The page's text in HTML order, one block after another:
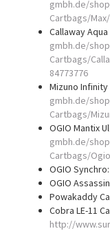
gmbh.de/
Cartbags/
Callaway
gmbh.de/
Cartbags/
84773776
Mizuno Infinity
gmbh.de/
Cartbags/
OGIO Mantix
gmbh.de/
Cartbags/
OGIO
OGIO
Powakaddy
Cobra LE-11
http://